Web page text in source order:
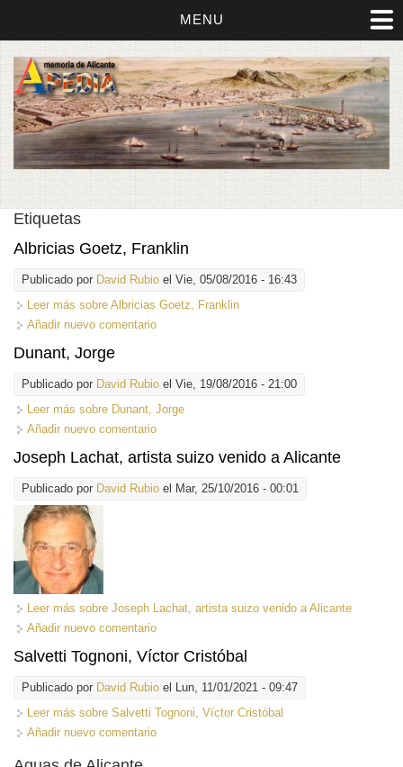
MENU
Etiquetas
Albricias Goetz, Franklin
Publicado por David Rubio el Vie, 05/08/2016 - 16:43
Leer más sobre Albricias Goetz, Franklin
Añadir nuevo comentario
Dunant, Jorge
Publicado por David Rubio el Vie, 19/08/2016 - 21:00
Leer más sobre Dunant, Jorge
Añadir nuevo comentario
Joseph Lachat, artista suizo venido a Alicante
Publicado por David Rubio el Mar, 25/10/2016 - 00:01
Leer más sobre Joseph Lachat, artista suizo venido a Alicante
Añadir nuevo comentario
Salvetti Tognoni, Víctor Cristóbal
Publicado por David Rubio el Lun, 11/01/2021 - 09:47
Leer más sobre Salvetti Tognoni, Víctor Cristóbal
Añadir nuevo comentario